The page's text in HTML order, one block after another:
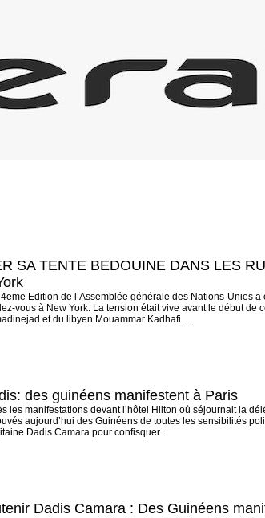
SA TENTE BEDOUINE DANS LES
Edition de l’Assemblée générale des Nations-Unies
vous à New York. La tension était vive avant le début de
et du libyen Mouammar Kadhafi....
des guinéens manifestent à Paris
les manifestations devant l’hôtel Hilton où séjournait la
aujourd’hui des Guinéens de toutes les sensibilités
Dadis Camara pour confisquer...
Dadis Camara : Des Guinéens